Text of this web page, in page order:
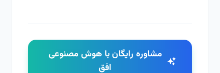
مشاوره رایگان با هوش مصنوعی
افق